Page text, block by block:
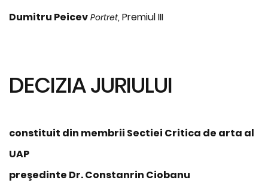
Dumitru Peicev Portret, Premiul III
DECIZIA JURIULUI
constituit din membrii Sectiei Critica de arta al
UAP
preşedinte Dr. Constanrin Ciobanu